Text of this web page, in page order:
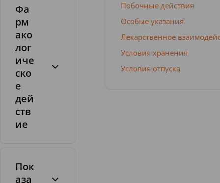
Фа
рм
ако
лог
иче
ско
е
дей
ств
ие
Пок
аза
Побочные действия
Особые указания
Лекарственное
Условия хранения
Условия отпуска